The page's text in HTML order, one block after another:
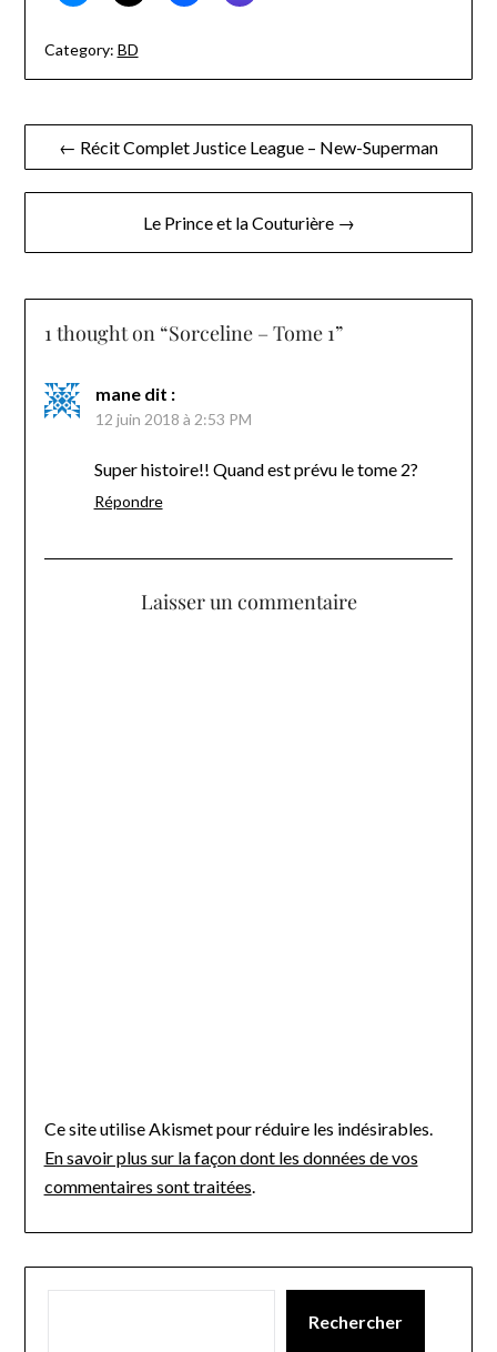
Category: BD
Navigation
de
← Récit Complet Justice League – New-Superman
Le Prince et la Couturière →
1 thought on “Sorceline – Tome 1”
mane dit :
12 juin 2018 à 2:53 PM
Super histoire!! Quand est prévu le tome 2?
Répondre
Laisser un commentaire
Ce site utilise Akismet pour réduire les indésirables.
En savoir plus sur la façon dont les données de vos
commentaires sont traitées.
Rechercher